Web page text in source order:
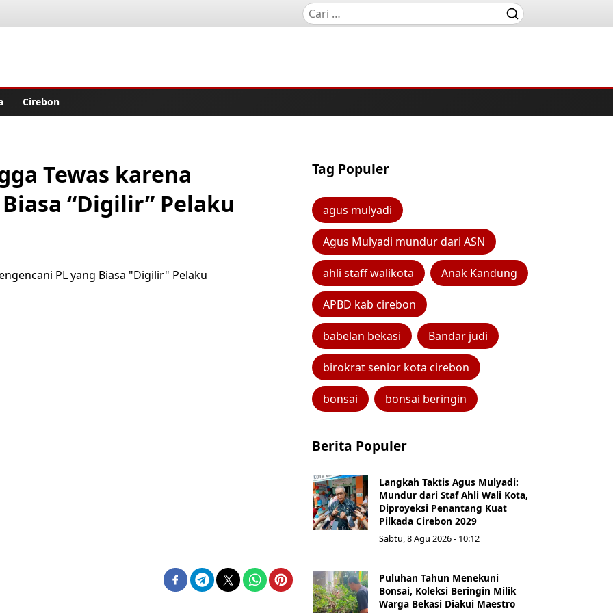
Cirebon
Tewas karena
“Digilir” Pelaku
Tag Populer
agus mulyadi
Agus Mulyadi mundur dari ASN
ahli staff walikota Anak Kandung
APBD kab cirebon
babelan bekasi Bandar judi
birokrat senior kota cirebon
bonsai bonsai beringin
Berita Populer
Langkah Taktis Agus Mulyadi:
Mundur dari Staf Ahli Wali Kota,
Diproyeksi Penantang Kuat
Pilkada Cirebon 2029
Sabtu, 8 Agu 2026 - 10:12
Puluhan Tahun Menekuni
Bonsai, Koleksi Beringin Milik
Warga Bekasi Diakui Maestro